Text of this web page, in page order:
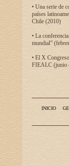
• Una serie de
países
Chile (2010)
• La
mundial”
• El X
FIEALC (junio
INICIO